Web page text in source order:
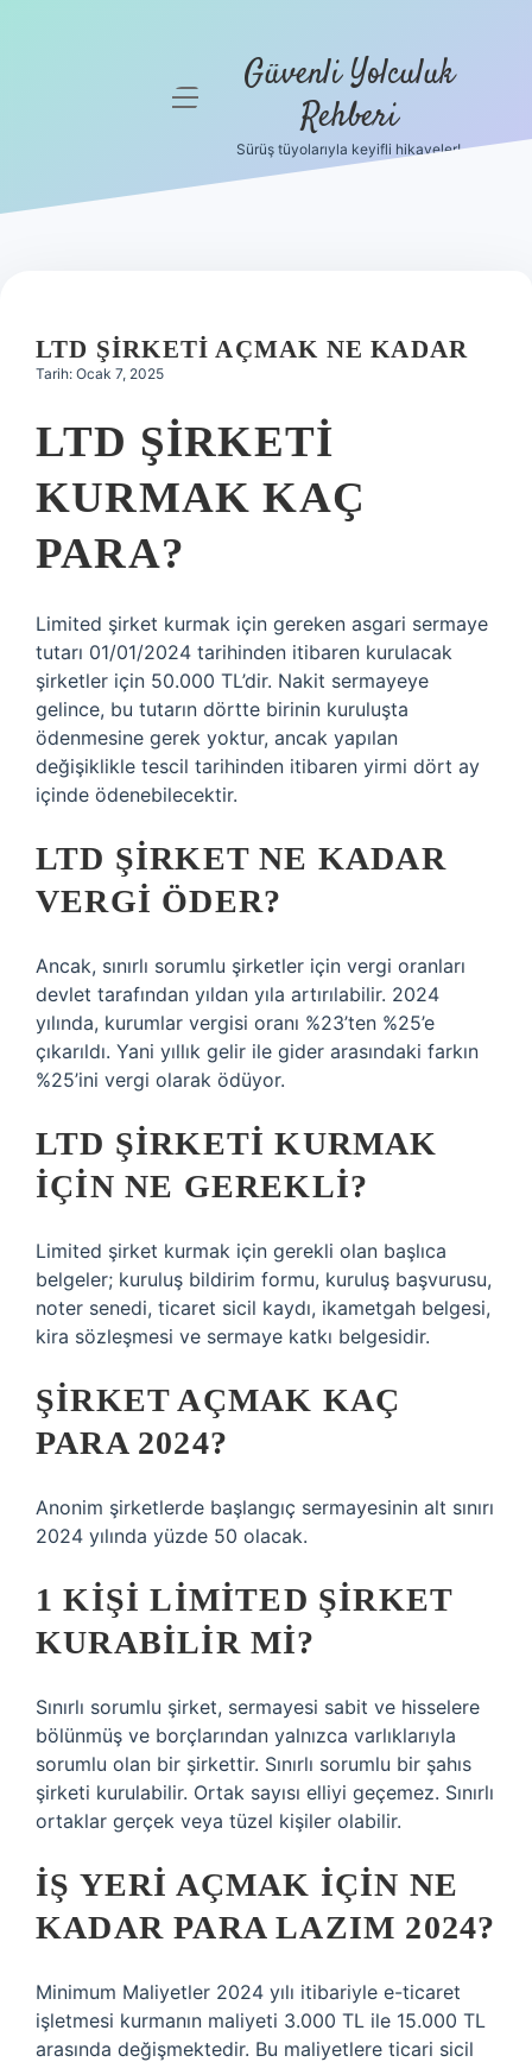
Hakkımızda
menüyü Güvenli Yolculuk
Rehberi
Sürüş tüyolarıyla keyifli hikayeler!
LTD ŞIRKETI AÇMAK NE KADAR
Tarih: Ocak 7, 2025
LTD ŞIRKETI
KURMAK KAÇ
PARA?
Limited şirket kurmak için gereken asgari sermaye
tutarı 01/01/2024 tarihinden itibaren kurulacak
şirketler için 50.000 TL’dir. Nakit sermayeye
gelince, bu tutarın dörtte birinin kuruluşta
ödenmesine gerek yoktur, ancak yapılan
değişiklikle tescil tarihinden itibaren yirmi dört ay
içinde ödenebilecektir.
LTD ŞIRKET NE KADAR
VERGI ÖDER?
Ancak, sınırlı sorumlu şirketler için vergi oranları
devlet tarafından yıldan yıla artırılabilir. 2024
yılında, kurumlar vergisi oranı %23’ten %25’e
çıkarıldı. Yani yıllık gelir ile gider arasındaki farkın
%25’ini vergi olarak ödüyor.
LTD ŞIRKETI KURMAK
IÇIN NE GEREKLI?
Limited şirket kurmak için gerekli olan başlıca
belgeler; kuruluş bildirim formu, kuruluş başvurusu,
noter senedi, ticaret sicil kaydı, ikametgah belgesi,
kira sözleşmesi ve sermaye katkı belgesidir.
ŞIRKET AÇMAK KAÇ
PARA 2024?
Anonim şirketlerde başlangıç ​​sermayesinin alt sınırı
2024 yılında yüzde 50 olacak.
1 KIŞI LIMITED ŞIRKET
KURABILIR MI?
Sınırlı sorumlu şirket, sermayesi sabit ve hisselere
bölünmüş ve borçlarından yalnızca varlıklarıyla
sorumlu olan bir şirkettir. Sınırlı sorumlu bir şahıs
şirketi kurulabilir. Ortak sayısı elliyi geçemez. Sınırlı
ortaklar gerçek veya tüzel kişiler olabilir.
İŞ YERI AÇMAK IÇIN NE
KADAR PARA LAZIM 2024?
Minimum Maliyetler 2024 yılı itibariyle e-ticaret
işletmesi kurmanın maliyeti 3.000 TL ile 15.000 TL
arasında değişmektedir. Bu maliyetlere ticari sicil